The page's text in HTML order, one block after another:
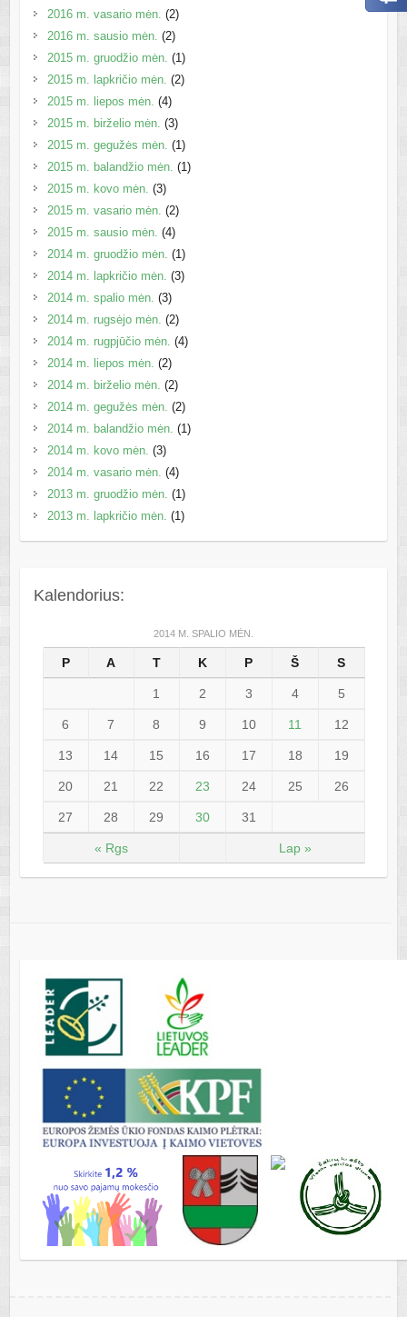
2016 m. vasario mėn. (2)
2016 m. sausio mėn. (2)
2015 m. gruodžio mėn. (1)
2015 m. lapkričio mėn. (2)
2015 m. liepos mėn. (4)
2015 m. birželio mėn. (3)
2015 m. gegužės mėn. (1)
2015 m. balandžio mėn. (1)
2015 m. kovo mėn. (3)
2015 m. vasario mėn. (2)
2015 m. sausio mėn. (4)
2014 m. gruodžio mėn. (1)
2014 m. lapkričio mėn. (3)
2014 m. spalio mėn. (3)
2014 m. rugsėjo mėn. (2)
2014 m. rugpjūčio mėn. (4)
2014 m. liepos mėn. (2)
2014 m. birželio mėn. (2)
2014 m. gegužės mėn. (2)
2014 m. balandžio mėn. (1)
2014 m. kovo mėn. (3)
2014 m. vasario mėn. (4)
2013 m. gruodžio mėn. (1)
2013 m. lapkričio mėn. (1)
Kalendorius:
2014 M. SPALIO MĖN.
P A T K P Š S
« Rgs Lap »
1 2 3 4 5
6 7 8 9 10 11 12
13 14 15 16 17 18 19
20 21 22 23 24 25 26
27 28 29 30 31